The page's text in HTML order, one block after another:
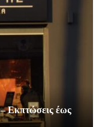
Εκπτώσεις έως